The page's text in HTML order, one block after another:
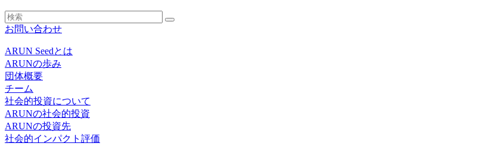
お問い合わせ
ARUN Seedとは
ARUNの歩み
団体概要
チーム
社会的投資について
ARUNの社会的投資
ARUNの投資先
社会的インパクト評価